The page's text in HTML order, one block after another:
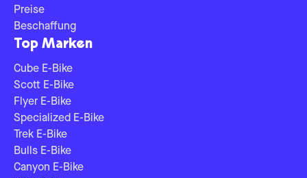
Preise
Beschaffung
Top Marken
Cube E-Bike
Scott E-Bike
Flyer E-Bike
Specialized E-Bike
Trek E-Bike
Bulls E-Bike
Canyon E-Bike